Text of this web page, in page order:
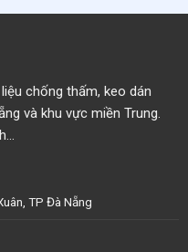
chống thấm, keo dán
và khu vực miền Trung.
TP Đà Nẵng